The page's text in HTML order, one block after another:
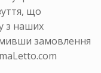
що
з наших
замовлення